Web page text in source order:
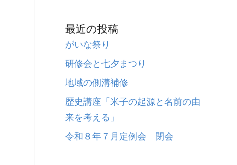
最近の投稿
がいな祭り
研修会と七夕まつり
地域の側溝補修
歴史講座「米子の起源と名前の由
来を考える」
令和８年７月定例会 閉会